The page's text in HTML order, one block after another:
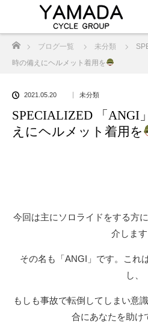
ブログ一覧 未分類
時の備えにヘルメット着用を
2021.05.20 未分類
SPECIALIZED 「ANGI
えにヘルメット着用を
今回は主にソロライドをする方
介します
その名も「ANGI」です。これ
し、
もしも事故で転倒してしまい意
合にあなたを助け